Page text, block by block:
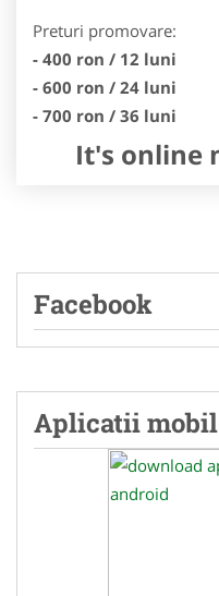
Preturi promovare:
- 400 ron / 12 luni
- 600 ron / 24 luni
- 700 ron / 36 luni
It's online
Facebook
Aplicatii mobil